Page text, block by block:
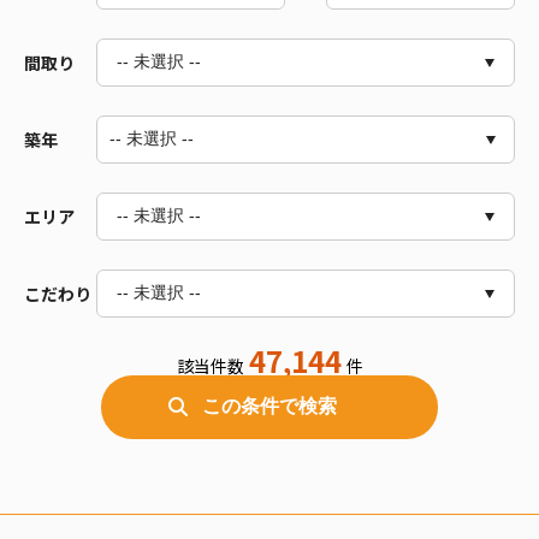
間取り -- 未選択 --
1R～1LDK
3R～3LDK
4R～4LDK
5DK以上
築年
エリア -- 未選択 --
道央（札幌・千歳・苫小牧など）
道北（旭川・富良野・稚内など）
十勝（帯広・音更など）
オホーツク（北見・網走など）
こだわり -- 未選択 --
バス/トイレ別
室内洗濯機置場
独立洗面台
オートロック
該当件数 47,144 件
この条件で検索